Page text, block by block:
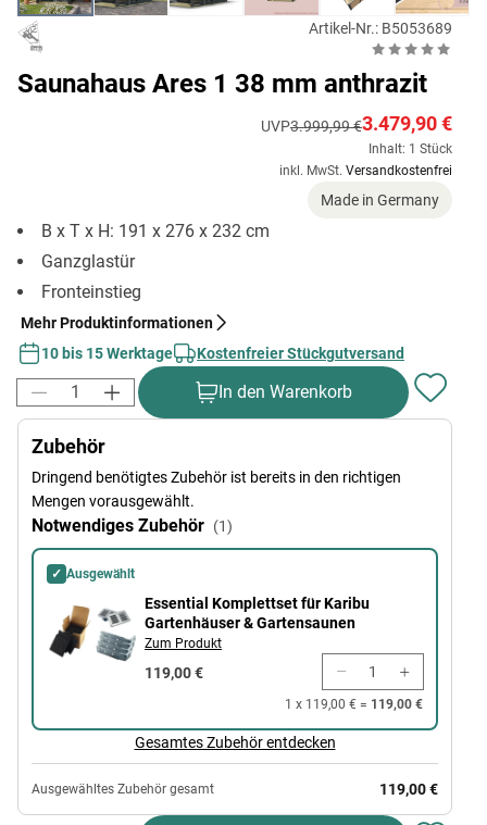
Artikel-Nr.: B5053689
Saunahaus Ares 1 38 mm anthrazit
UVP3.999,99 €3.479,90 €
Inhalt: 1 Stück
inkl. MwSt. Versandkostenfrei
Made in Germany
B x T x H: 191 x 276 x 232 cm
Ganzglastür
Fronteinstieg
Mehr Produktinformationen
10 bis 15 Werktage
Kostenfreier Stückgutversand
In den Warenkorb
Zubehör
Dringend benötigtes Zubehör ist bereits in den richtigen
Mengen vorausgewählt.
Notwendiges Zubehör (1)
✓ Ausgewählt
Essential Komplettset für Karibu Gartenhäuser & Gartensaunen
Essential Komplettset für Karibu
Gartenhäuser & Gartensaunen
Zum Produkt
119,00 €
1 x 119,00 € = 119,00 €
Gesamtes Zubehör entdecken
Ausgewähltes Zubehör gesamt 119,00 €